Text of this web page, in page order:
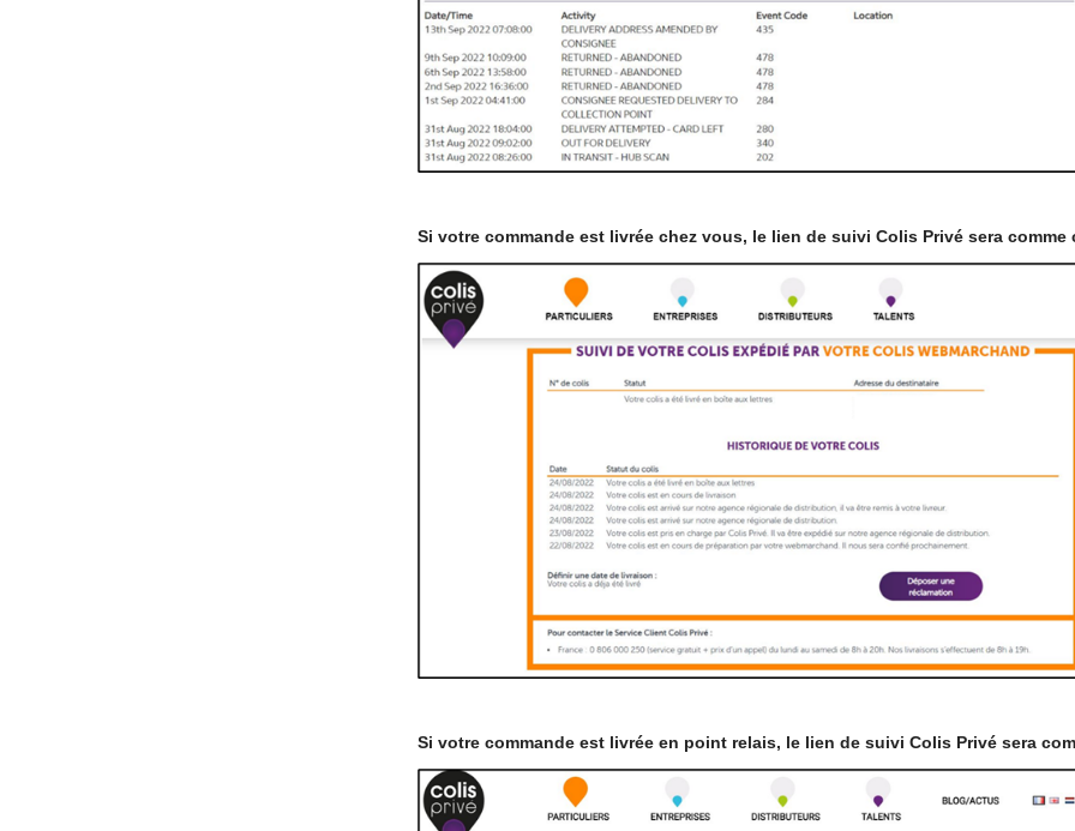
Si votre commande est livrée chez vous, le lien de suivi Colis Privé sera comme
Si votre commande est livrée en point relais, le lien de suivi Colis Privé sera